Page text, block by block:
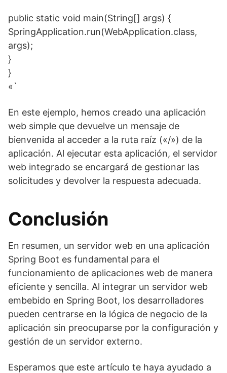
public static void main(String[] args) {
SpringApplication.run(WebApplication.class,
args);
}
}
«`
En este ejemplo, hemos creado una aplicación
web simple que devuelve un mensaje de
bienvenida al acceder a la ruta raíz («/») de la
aplicación. Al ejecutar esta aplicación, el servidor
web integrado se encargará de gestionar las
solicitudes y devolver la respuesta adecuada.
Conclusión
En resumen, un servidor web en una aplicación
Spring Boot es fundamental para el
funcionamiento de aplicaciones web de manera
eficiente y sencilla. Al integrar un servidor web
embebido en Spring Boot, los desarrolladores
pueden centrarse en la lógica de negocio de la
aplicación sin preocuparse por la configuración y
gestión de un servidor externo.
Esperamos que este artículo te haya ayudado a